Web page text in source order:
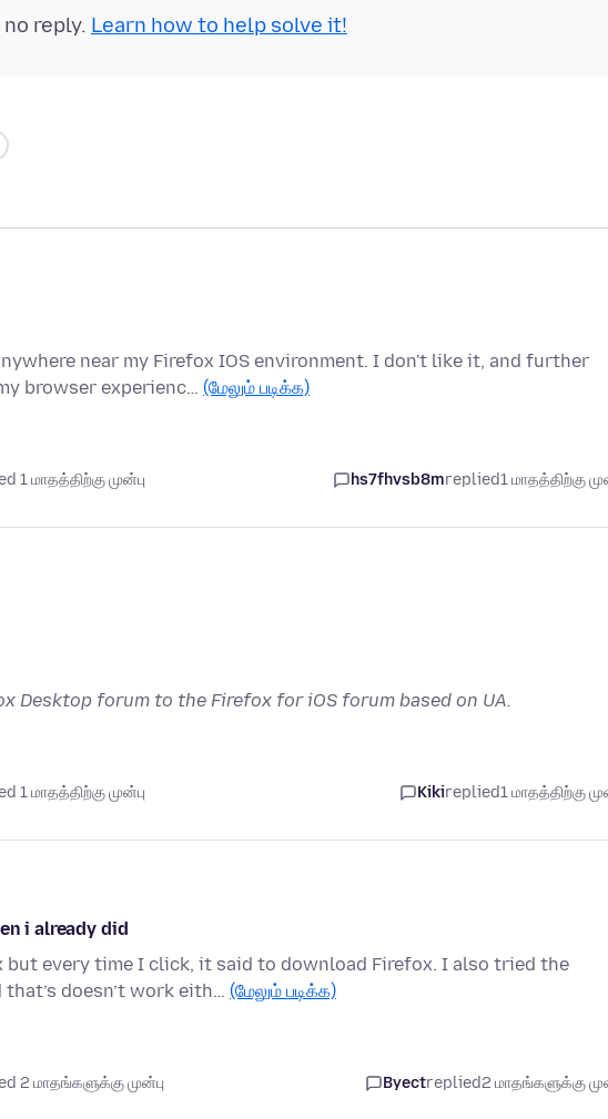
reply. Learn how to help solve it!
near my Firefox IOS environment. I don't like it, and further
browser experienc… (மேலும் படிக்க)
1 மாதத்திற்கு முன்பு hs7fhvsb8mreplied1 மாதத்திற்கு
Desktop forum to the Firefox for iOS forum based on UA.
1 மாதத்திற்கு முன்பு Kikireplied1 மாதத்திற்கு
i already did
every time I click, it said to download Firefox. I also tried the
doesn’t work eith… (மேலும் படிக்க)
2 மாதங்களுக்கு முன்பு Byectreplied2 மாதங்களுக்கு